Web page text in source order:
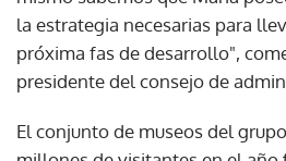
la estrategia necesarias para
próxima fas de desarrollo",
presidente del consejo de
El conjunto de museos del